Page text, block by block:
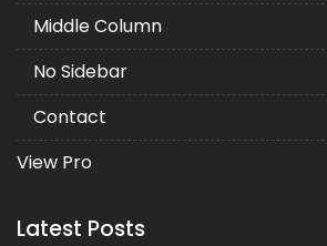
Middle Column
No Sidebar
Contact
View Pro
Latest Posts